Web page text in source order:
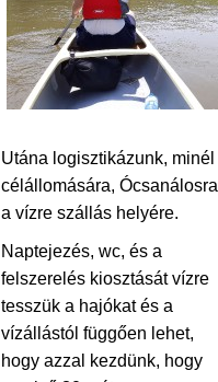
Utána logisztikázunk,
célállomására,
a vízre szállás helyére.
Naptejezés, wc, és a
felszerelés kiosztását vízre
tesszük a hajókat és a
vízállástól függően lehet,
hogy azzal kezdünk, hogy